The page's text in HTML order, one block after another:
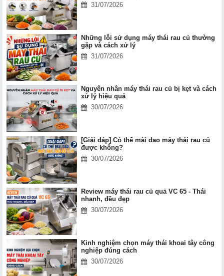
31/07/2026
Những lỗi sử dụng máy thái rau củ thường
gặp và cách xử lý
31/07/2026
Nguyên nhân máy thái rau củ bị kẹt và cách
xử lý hiệu quả
30/07/2026
[Giải đáp] Có thể mài dao máy thái rau củ
được không?
30/07/2026
Review máy thái rau củ quả VC 65 - Thái
nhanh, đều đẹp
30/07/2026
Kinh nghiệm chọn máy thái khoai tây công
nghiệp đúng cách
30/07/2026